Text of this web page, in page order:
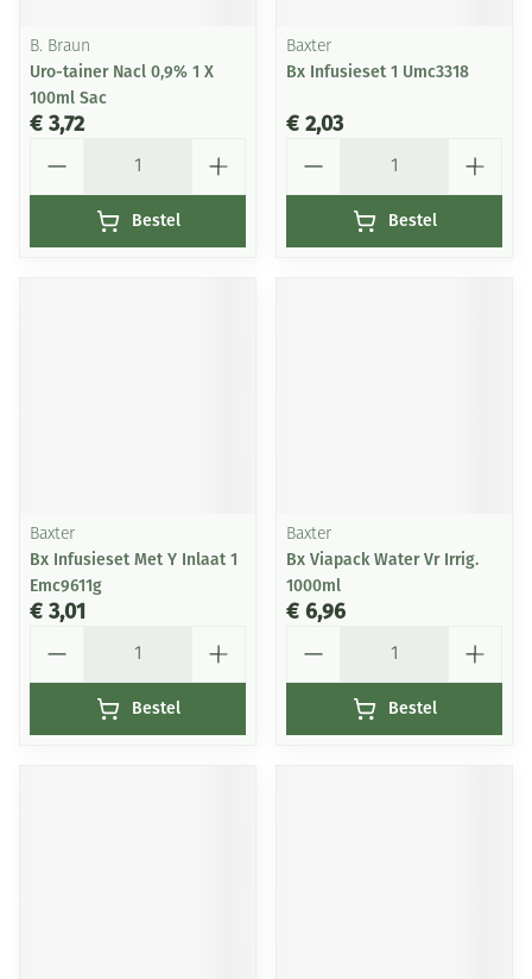
B. Braun
Uro-tainer Nacl 0,9% 1 X
100ml Sac
€ 3,72
Bestel
Baxter
Bx Infusieset 1 Umc3318
€ 2,03
Bestel
Baxter
Bx Infusieset Met Y Inlaat 1
Emc9611g
€ 3,01
Bestel
Baxter
Bx Viapack Water Vr Irrig.
1000ml
€ 6,96
Bestel